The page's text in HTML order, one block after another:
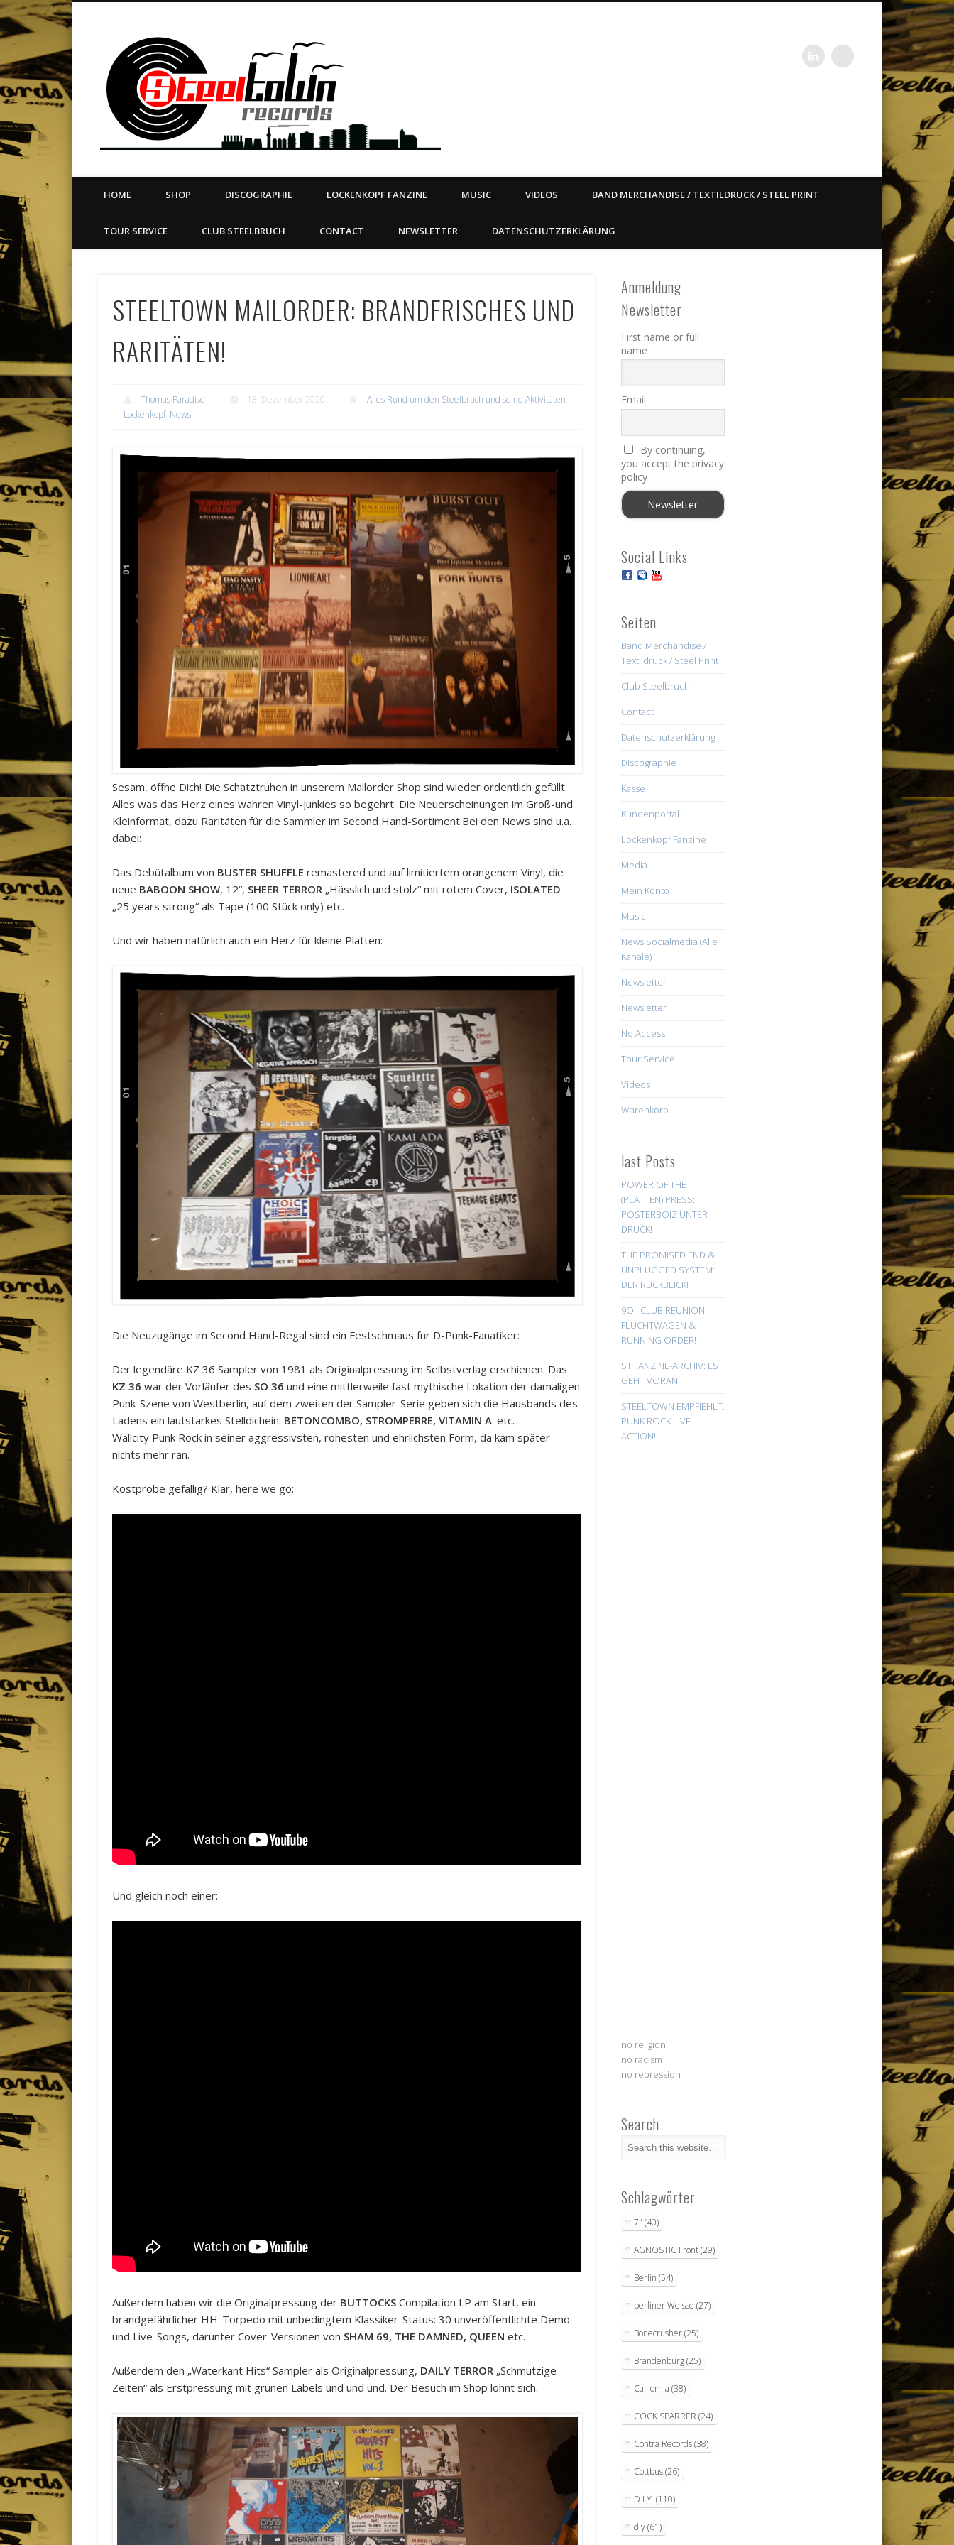
Steeltown Records – East ain`t dead so straight
LABEL | MERCH | PRINT | DIY | FANZINE | TOURSERVICE | BOOKING
VimeoDribble LinkedIn
HOME SHOP DISCOGRAPHIE LOCKENKOPF FANZINE MUSIC VIDEOS BAND MERCHANDISE / TEXTILDRUCK / STEEL PRINT
TOUR SERVICE CLUB STEELBRUCH CONTACT NEWSLETTER DATENSCHUTZERKLÄRUNG
STEELTOWN MAILORDER: BRANDFRISCHES UND
RARITÄTEN!
Thomas Paradise 18. Dezember 2020 Alles Rund um den Steelbruch und seine Aktivitäten,
Lockenkopf, News
Sesam, öffne Dich! Die Schatztruhen in unserem Mailorder Shop sind wieder ordentlich gefüllt.
Alles was das Herz eines wahren Vinyl-Junkies so begehrt: Die Neuerscheinungen im Groß-und
Kleinformat, dazu Raritäten für die Sammler im Second Hand-Sortiment.Bei den News sind u.a.
dabei:
Das Debütalbum von BUSTER SHUFFLE remastered und auf limitiertem orangenem Vinyl, die
neue BABOON SHOW, 12“, SHEER TERROR „Hässlich und stolz“ mit rotem Cover, ISOLATED
„25 years strong“ als Tape (100 Stück only) etc.
Und wir haben natürlich auch ein Herz für kleine Platten:
Die Neuzugänge im Second Hand-Regal sind ein Festschmaus für D-Punk-Fanatiker:
Der legendäre KZ 36 Sampler von 1981 als Originalpressung im Selbstverlag erschienen. Das
KZ 36 war der Vorläufer des SO 36 und eine mittlerweile fast mythische Lokation der damaligen
Punk-Szene von Westberlin, auf dem zweiten der Sampler-Serie geben sich die Hausbands des
Ladens ein lautstarkes Stelldichein: BETONCOMBO, STROMPERRE, VITAMIN A. etc.
Wallcity Punk Rock in seiner aggressivsten, rohesten und ehrlichsten Form, da kam später
nichts mehr ran.
Kostprobe gefällig? Klar, here we go:
Und gleich noch einer:
Außerdem haben wir die Originalpressung der BUTTOCKS Compilation LP am Start, ein
brandgefährlicher HH-Torpedo mit unbedingtem Klassiker-Status: 30 unveröffentlichte Demo-
und Live-Songs, darunter Cover-Versionen von SHAM 69, THE DAMNED, QUEEN etc.
Außerdem den „Waterkant Hits“ Sampler als Originalpressung, DAILY TERROR „Schmutzige
Zeiten“ als Erstpressung mit grünen Labels und und und. Der Besuch im Shop lohnt sich.
Anmeldung
Newsletter
First name or full
name
Email
By continuing,
you accept the privacy
policy
Social Links
Seiten
Band Merchandise /
Textildruck / Steel Print
Club Steelbruch
Contact
Datenschutzerklärung
Discographie
Kasse
Kundenportal
Lockenkopf Fanzine
Media
Mein Konto
Music
News Socialmedia (Alle
Kanäle)
Newsletter
Newsletter
No Access
Tour Service
Videos
Warenkorb
last Posts
POWER OF THE
(PLATTEN) PRESS:
POSTERBOIZ UNTER
DRUCK!
THE PROMISED END &
UNPLUGGED SYSTEM:
DER RÜCKBLICK!
9Oi! CLUB REUNION:
FLUCHTWAGEN &
RUNNING ORDER!
ST FANZINE-ARCHIV: ES
GEHT VORAN!
STEELTOWN EMPFIEHLT:
PUNK ROCK LIVE
ACTION!
no religion
no racism
no repression
Search
Schlagwörter
7" (40)
AGNOSTIC Front(29)
Berlin (54)
berliner Weisse (27)
Bonecrusher(25)
Brandenburg(25)
California (38)
COCK SPARRER (24)
Contra Records(38)
Cottbus(26)
D.I.Y. (110)
diy(61)